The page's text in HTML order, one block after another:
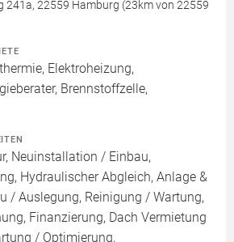
241a, 22559 Hamburg (23km von 22559
Elektroheizung,
Brennstoffzelle,
Neuinstallation / Einbau,
Hydraulischer Abgleich, Anlage &
/ Auslegung, Reinigung / Wartung,
Finanzierung, Dach Vermietung
/ Optimierung,